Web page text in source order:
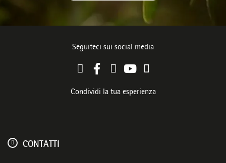
Seguiteci sui social media
Condividi la tua esperienza
CONTATTI